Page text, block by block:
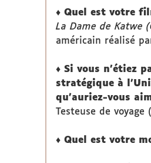
♦ Quel est votre
La Dame de Katwe
américain réalisé
♦ Si vous n'étiez
stratégique à
qu'auriez-vous
Testeuse de
♦ Quel est votre